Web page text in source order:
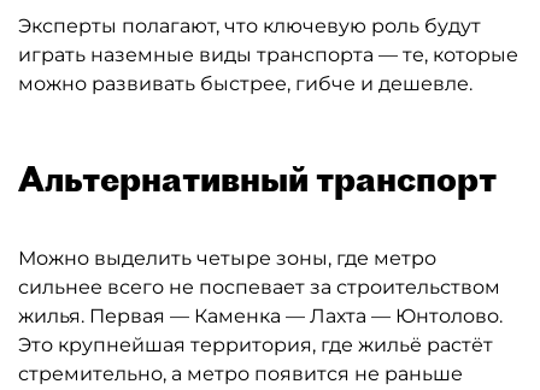
Эксперты полагают, что ключевую роль будут
играть наземные виды транспорта — те, которые
можно развивать быстрее, гибче и дешевле.
Альтернативный транспорт
Можно выделить четыре зоны, где метро
сильнее всего не поспевает за строительством
жилья. Первая — Каменка — Лахта — Юнтолово.
Это крупнейшая территория, где жильё растёт
стремительно, а метро появится не раньше